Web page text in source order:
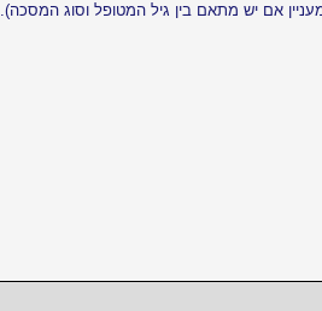
אם יש מתאם בין גיל המטופל וסוג המסכה).